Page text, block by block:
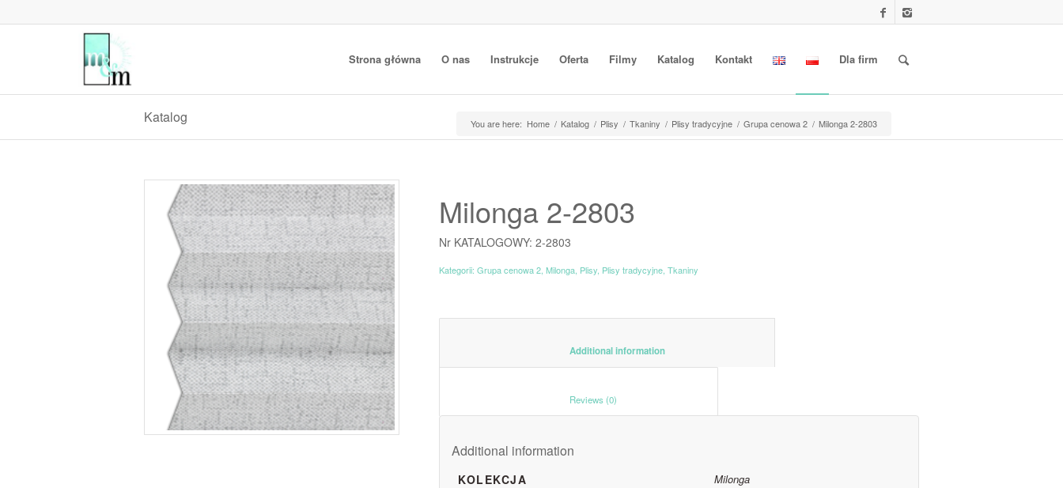
Strona główna O nas Instrukcje Oferta Filmy Katalog Kontakt Dla firm
Katalog You are here: Home / Katalog / Plisy / Tkaniny / Plisy tradycyjne / Grupa cenowa 2 / Milonga 2-2803
Milonga 2-2803
Nr KATALOGOWY: 2-2803
Kategorii:Grupa cenowa 2 ,Milonga Plisy Plisy tradycyjne ,Tkaniny
Additional information
KOLEKCJA Milonga